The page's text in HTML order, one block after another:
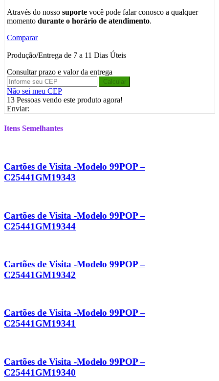
Através do nosso suporte você pode falar conosco a qualquer
momento durante o horário de atendimento.
Comparar
Produção/Entrega de 7 a 11 Dias Úteis
Consultar prazo e valor da entrega
Calcular
Não sei meu CEP
13 Pessoas vendo este produto agora!
Enviar:
Itens Semelhantes
Cartões de Visita -Modelo 99POP –
C25441GM19343
Cartões de Visita -Modelo 99POP –
C25441GM19344
Cartões de Visita -Modelo 99POP –
C25441GM19342
Cartões de Visita -Modelo 99POP –
C25441GM19341
Cartões de Visita -Modelo 99POP –
C25441GM19340